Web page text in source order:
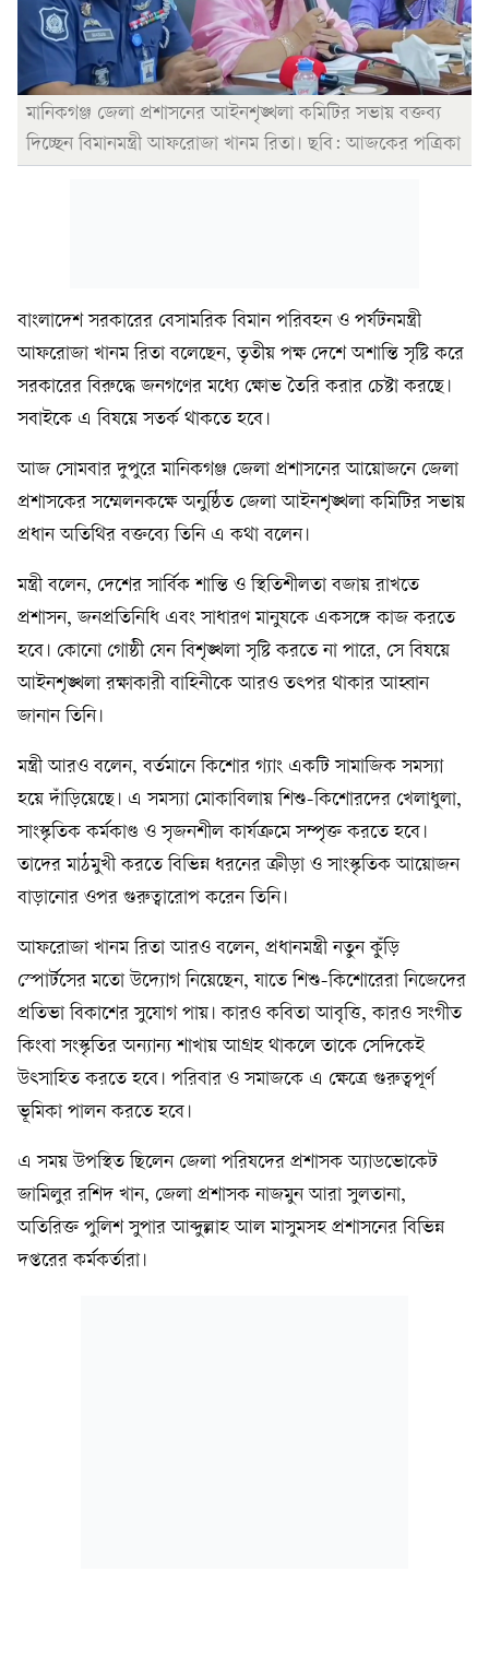
মানিকগঞ্জ জেলা প্রশাসনের আইনশৃঙ্খলা কমিটির সভায় বক্তব্য
দিচ্ছেন বিমানমন্ত্রী আফরোজা খানম রিতা। ছবি: আজকের পত্রিকা
বাংলাদেশ সরকারের বেসামরিক বিমান পরিবহন ও পর্যটনমন্ত্রী
আফরোজা খানম রিতা বলেছেন, তৃতীয় পক্ষ দেশে অশান্তি সৃষ্টি করে
সরকারের বিরুদ্ধে জনগণের মধ্যে ক্ষোভ তৈরি করার চেষ্টা করছে।
সবাইকে এ বিষয়ে সতর্ক থাকতে হবে।
আজ সোমবার দুপুরে মানিকগঞ্জ জেলা প্রশাসনের আয়োজনে জেলা
প্রশাসকের সম্মেলনকক্ষে অনুষ্ঠিত জেলা আইনশৃঙ্খলা কমিটির সভায়
প্রধান অতিথির বক্তব্যে তিনি এ কথা বলেন।
মন্ত্রী বলেন, দেশের সার্বিক শান্তি ও স্থিতিশীলতা বজায় রাখতে
প্রশাসন, জনপ্রতিনিধি এবং সাধারণ মানুষকে একসঙ্গে কাজ করতে
হবে। কোনো গোষ্ঠী যেন বিশৃঙ্খলা সৃষ্টি করতে না পারে, সে বিষয়ে
আইনশৃঙ্খলা রক্ষাকারী বাহিনীকে আরও তৎপর থাকার আহ্বান
জানান তিনি।
মন্ত্রী আরও বলেন, বর্তমানে কিশোর গ্যাং একটি সামাজিক সমস্যা
হয়ে দাঁড়িয়েছে। এ সমস্যা মোকাবিলায় শিশু-কিশোরদের খেলাধুলা,
সাংস্কৃতিক কর্মকাণ্ড ও সৃজনশীল কার্যক্রমে সম্পৃক্ত করতে হবে।
তাদের মাঠমুখী করতে বিভিন্ন ধরনের ক্রীড়া ও সাংস্কৃতিক আয়োজন
বাড়ানোর ওপর গুরুত্বারোপ করেন তিনি।
আফরোজা খানম রিতা আরও বলেন, প্রধানমন্ত্রী নতুন কুঁড়ি
স্পোর্টসের মতো উদ্যোগ নিয়েছেন, যাতে শিশু-কিশোরেরা নিজেদের
প্রতিভা বিকাশের সুযোগ পায়। কারও কবিতা আবৃত্তি, কারও সংগীত
কিংবা সংস্কৃতির অন্যান্য শাখায় আগ্রহ থাকলে তাকে সেদিকেই
উৎসাহিত করতে হবে। পরিবার ও সমাজকে এ ক্ষেত্রে গুরুত্বপূর্ণ
ভূমিকা পালন করতে হবে।
এ সময় উপস্থিত ছিলেন জেলা পরিষদের প্রশাসক অ্যাডভোকেট
জামিলুর রশিদ খান, জেলা প্রশাসক নাজমুন আরা সুলতানা,
অতিরিক্ত পুলিশ সুপার আব্দুল্লাহ আল মাসুমসহ প্রশাসনের বিভিন্ন
দপ্তরের কর্মকর্তারা।